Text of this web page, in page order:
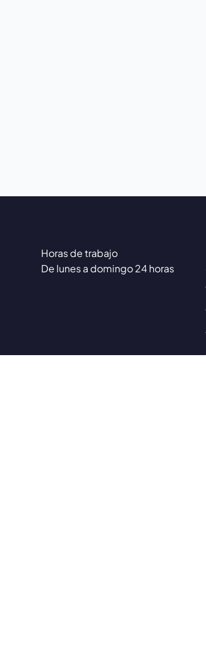
Horas de trabajo
De lunes a domingo 24 horas